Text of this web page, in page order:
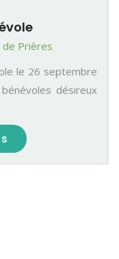
de Prières
le 26 septembre
désireux